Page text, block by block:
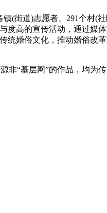
(街道)志愿者、291个村(
度高的宣传活动，通过媒
统婚俗文化，推动婚俗改
非“基层网”的作品，均为